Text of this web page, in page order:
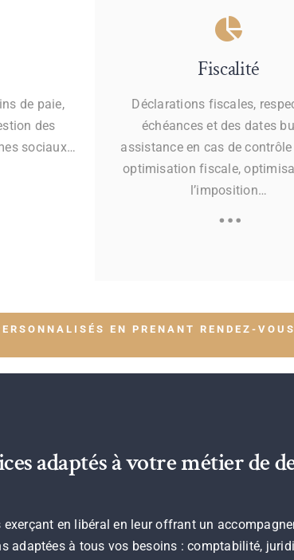
de paie,
des
sociaux…
Fiscalité
Déclarations fiscales,
échéances et des dates
assistance en cas de
optimisation fiscale,
l’imposition…
…
EN PRENANT RENDEZ-
adaptés à votre métier de
en libéral en leur offrant un
adaptées à tous vos besoins : comptabilité,